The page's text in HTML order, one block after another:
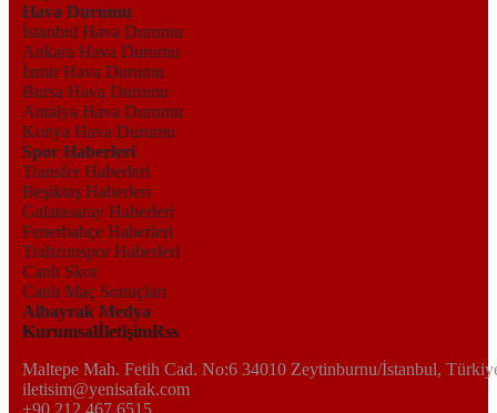
Hava Durumu
İstanbul Hava Durumu
Ankara Hava Durumu
İzmir Hava Durumu
Bursa Hava Durumu
Antalya Hava Durumu
Konya Hava Durumu
Spor Haberleri
Transfer Haberleri
Beşiktaş Haberleri
Galatasaray Haberleri
Fenerbahçe Haberleri
Trabzonspor Haberleri
Canlı Skor
Canlı Maç Sonuçları
Albayrak Medya
KurumsalİletişimRss
Maltepe Mah. Fetih Cad. No:6 34010 Zeytinburnu/İstanbul,
iletisim@yenisafak.com
+90 212 467 6515